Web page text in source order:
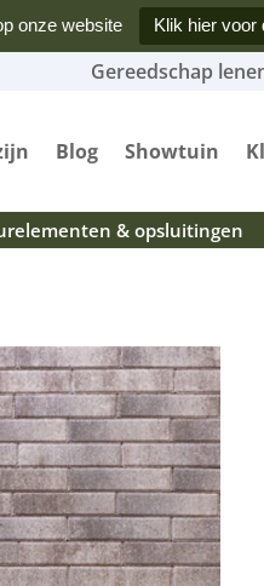
onze website Klik hier voor
Gereedschap
Blog Showtuin
& opsluitingen